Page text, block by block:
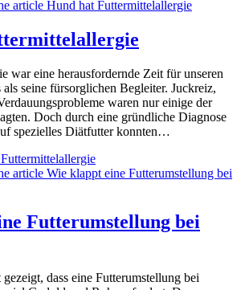
war eine herausfordernde Zeit für unseren
seine fürsorglichen Begleiter. Juckreiz,
waren nur einige der
Doch durch eine gründliche Diagnose
spezielles Diätfutter konnten…
Futterumstellung bei
dass eine Futterumstellung bei